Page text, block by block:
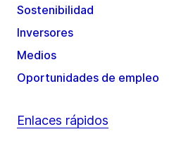
Sostenibilidad
Inversores
Medios
Oportunidades de empleo
Enlaces rápidos